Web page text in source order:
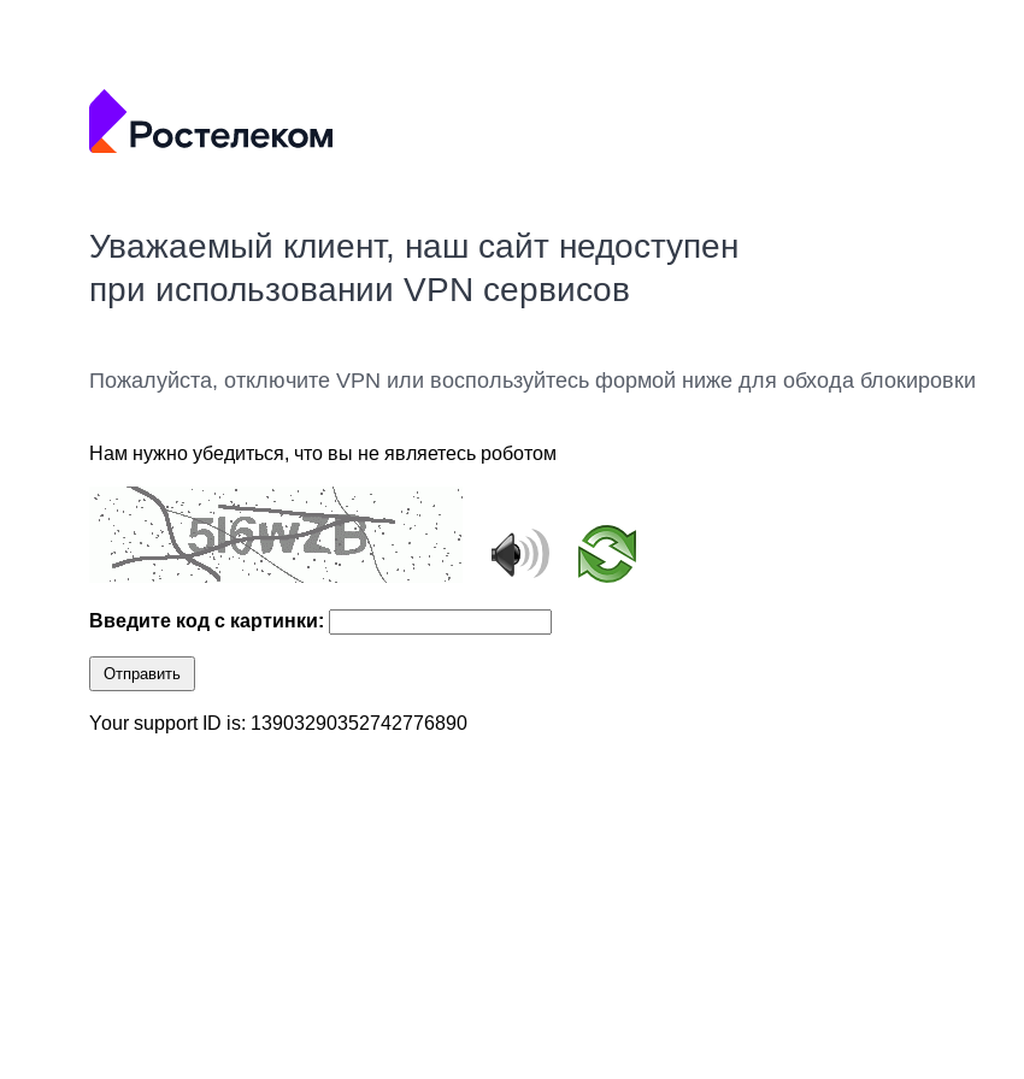
Уважаемый клиент, наш сайт недоступен
при использовании VPN сервисов
Пожалуйста, отключите VPN или воспользуйтесь формой ниже для обхода блокировки
Нам нужно убедиться, что вы не являетесь роботом
Введите код с картинки:
Отправить
Your support ID is: 13903290352742776890